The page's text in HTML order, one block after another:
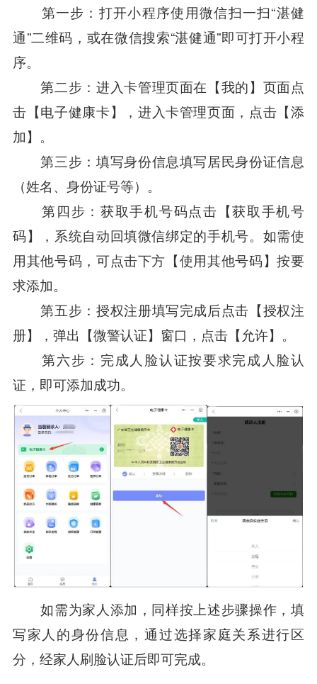
第一步：打开小程序使用微信扫一扫“湛健
通”二维码，或在微信搜索“湛健通”即可打开小程
序。
第二步：进入卡管理页面在【我的】页面点
击【电子健康卡】，进入卡管理页面，点击【添
加】。
第三步：填写身份信息填写居民身份证信息
（姓名、身份证号等）。
第四步：获取手机号码点击【获取手机号
码】，系统自动回填微信绑定的手机号。如需使
用其他号码，可点击下方【使用其他号码】按要
求添加。
第五步：授权注册填写完成后点击【授权注
册】，弹出【微警认证】窗口，点击【允许】。
第六步：完成人脸认证按要求完成人脸认
证，即可添加成功。
如需为家人添加，同样按上述步骤操作，填
写家人的身份信息，通过选择家庭关系进行区
分，经家人刷脸认证后即可完成。